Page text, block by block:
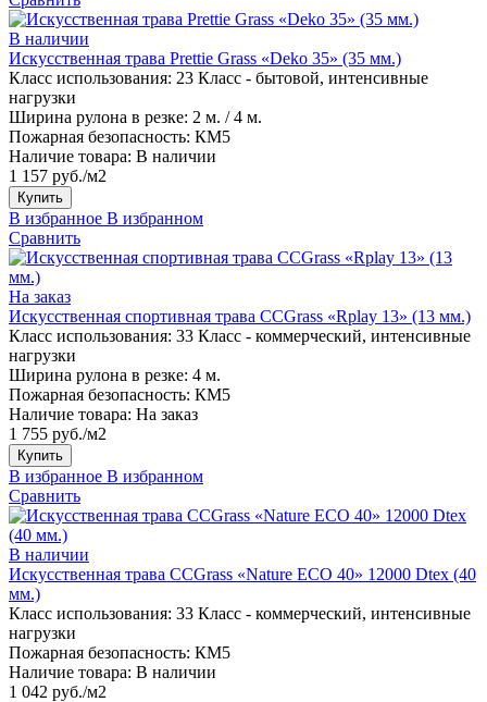
В наличии
Искусственная трава Prettie Grass «Deko 35» (35 мм.)
Класс использования: 23 Класс - бытовой, интенсивные
нагрузки
Ширина рулона в резке: 2 м. / 4 м.
Пожарная безопасность: КМ5
Наличие товара: В наличии
1 157 руб./м2
Купить
В избранное В избранном
Сравнить
На заказ
Искусственная спортивная трава CCGrass «Rplay 13» (13 мм.)
Класс использования: 33 Класс - коммерческий, интенсивные
нагрузки
Ширина рулона в резке: 4 м.
Пожарная безопасность: КМ5
Наличие товара: На заказ
1 755 руб./м2
Купить
В избранное В избранном
Сравнить
В наличии
Искусственная трава CCGrass «Nature ECO 40» 12000 Dtex (40
мм.)
Класс использования: 33 Класс - коммерческий, интенсивные
нагрузки
Пожарная безопасность: КМ5
Наличие товара: В наличии
1 042 руб./м2